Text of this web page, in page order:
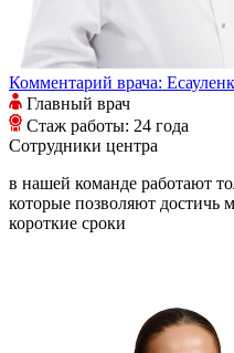
Комментарий врача:
Главный врач
Стаж работы: 24 года
Сотрудники центра
в нашей команде работают
которые позволяют достичь
короткие сроки